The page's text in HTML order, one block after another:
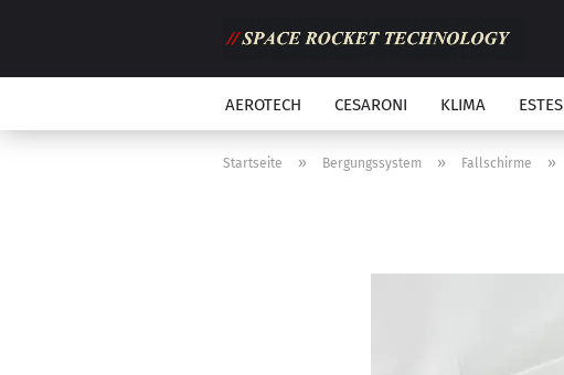
AEROTECH CESARONI KLIMA ESTES
Startseite » Bergungssystem » Fallschirme »